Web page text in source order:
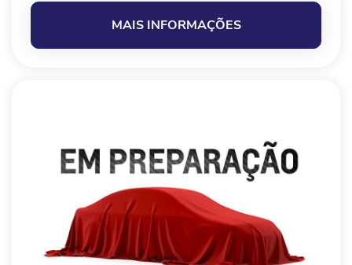
MAIS INFORMAÇÕES